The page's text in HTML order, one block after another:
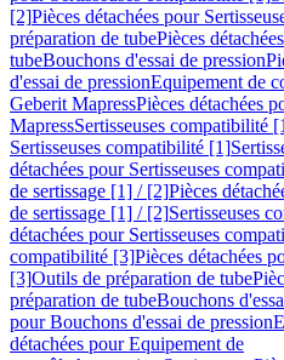
[2]Pièces détachées pour
préparation de tubePièces
tubeBouchons d'essai de pression
d'essai de pressionEquipement de
Geberit MapressPièces détachées
MapressSertisseuses compatibilité
Sertisseuses compatibilité [1]
détachées pour Sertisseuses
de sertissage [1] / [2]Pièces
de sertissage [1] / [2]Sertisseuses
détachées pour Sertisseuses
compatibilité [3]Pièces détachées
[3]Outils de préparation de tube
préparation de tubeBouchons
pour Bouchons d'essai de pression
détachées pour Equipement de